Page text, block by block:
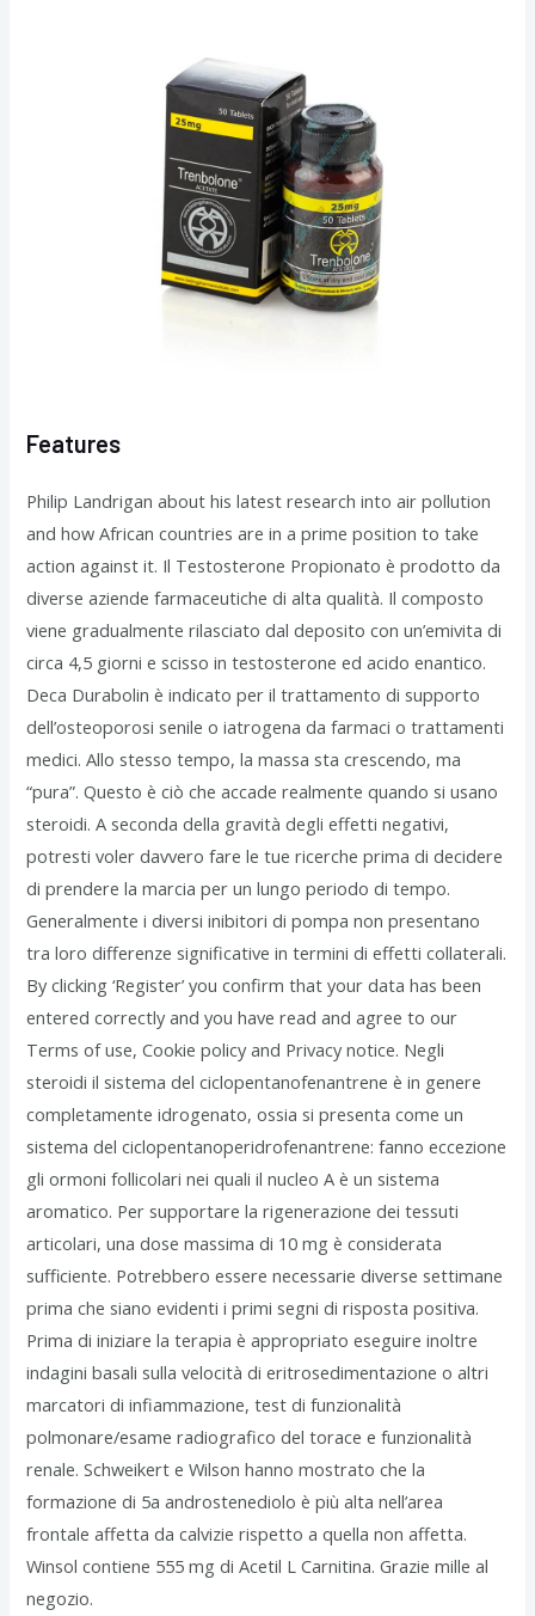
Features
Philip Landrigan about his latest research into air pollution
and how African countries are in a prime position to take
action against it. Il Testosterone Propionato è prodotto da
diverse aziende farmaceutiche di alta qualità. Il composto
viene gradualmente rilasciato dal deposito con un’emivita di
circa 4,5 giorni e scisso in testosterone ed acido enantico.
Deca Durabolin è indicato per il trattamento di supporto
dell’osteoporosi senile o iatrogena da farmaci o trattamenti
medici. Allo stesso tempo, la massa sta crescendo, ma
“pura”. Questo è ciò che accade realmente quando si usano
steroidi. A seconda della gravità degli effetti negativi,
potresti voler davvero fare le tue ricerche prima di decidere
di prendere la marcia per un lungo periodo di tempo.
Generalmente i diversi inibitori di pompa non presentano
tra loro differenze significative in termini di effetti collaterali.
By clicking ‘Register’ you confirm that your data has been
entered correctly and you have read and agree to our
Terms of use, Cookie policy and Privacy notice. Negli
steroidi il sistema del ciclopentanofenantrene è in genere
completamente idrogenato, ossia si presenta come un
sistema del ciclopentanoperidrofenantrene: fanno eccezione
gli ormoni follicolari nei quali il nucleo A è un sistema
aromatico. Per supportare la rigenerazione dei tessuti
articolari, una dose massima di 10 mg è considerata
sufficiente. Potrebbero essere necessarie diverse settimane
prima che siano evidenti i primi segni di risposta positiva.
Prima di iniziare la terapia è appropriato eseguire inoltre
indagini basali sulla velocità di eritrosedimentazione o altri
marcatori di infiammazione, test di funzionalità
polmonare/esame radiografico del torace e funzionalità
renale. Schweikert e Wilson hanno mostrato che la
formazione di 5a androstenediolo è più alta nell’area
frontale affetta da calvizie rispetto a quella non affetta.
Winsol contiene 555 mg di Acetil L Carnitina. Grazie mille al
negozio.